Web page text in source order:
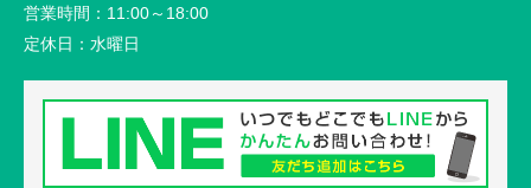
営業時間： 11:00～18:00
定休日： 水曜日